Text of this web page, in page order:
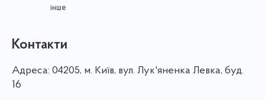
інше
Контакти
Адреса: 04205, м. Київ, вул. Лук'яненка Левка, буд.
16